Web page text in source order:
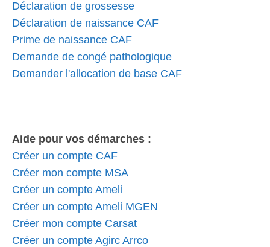
Déclaration de grossesse
Déclaration de naissance CAF
Prime de naissance CAF
Demande de congé pathologique
Demander l'allocation de base CAF
Aide pour vos démarches :
Créer un compte CAF
Créer mon compte MSA
Créer un compte Ameli
Créer un compte Ameli MGEN
Créer mon compte Carsat
Créer un compte Agirc Arrco